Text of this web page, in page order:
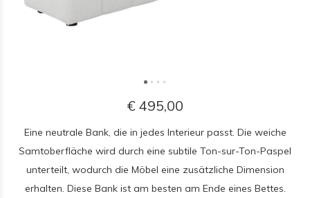
€ 495,00
Eine neutrale Bank, die in jedes Interieur passt. Die weiche
Samtoberfläche wird durch eine subtile Ton-sur-Ton-Paspel
unterteilt, wodurch die Möbel eine zusätzliche Dimension
erhalten. Diese Bank ist am besten am Ende eines Bettes.